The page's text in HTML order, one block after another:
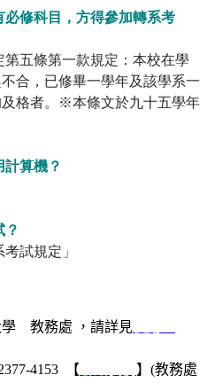
修科目，方得參加轉系考
五條第一款規定：本校在學
合，已修畢一學年及該學系一
格者。※本條文於九十五學年
計算機？
？
試規定」
學 教務處 ，請詳見
4153 【
】(教務處